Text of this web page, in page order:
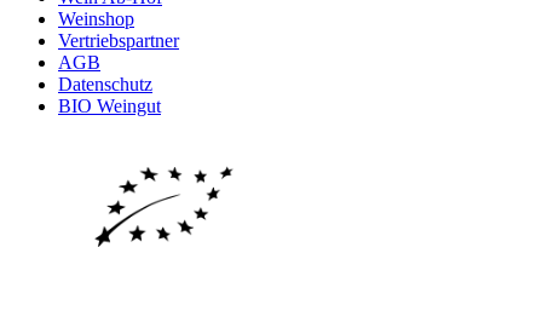
Weinshop
Vertriebspartner
AGB
Datenschutz
BIO Weingut